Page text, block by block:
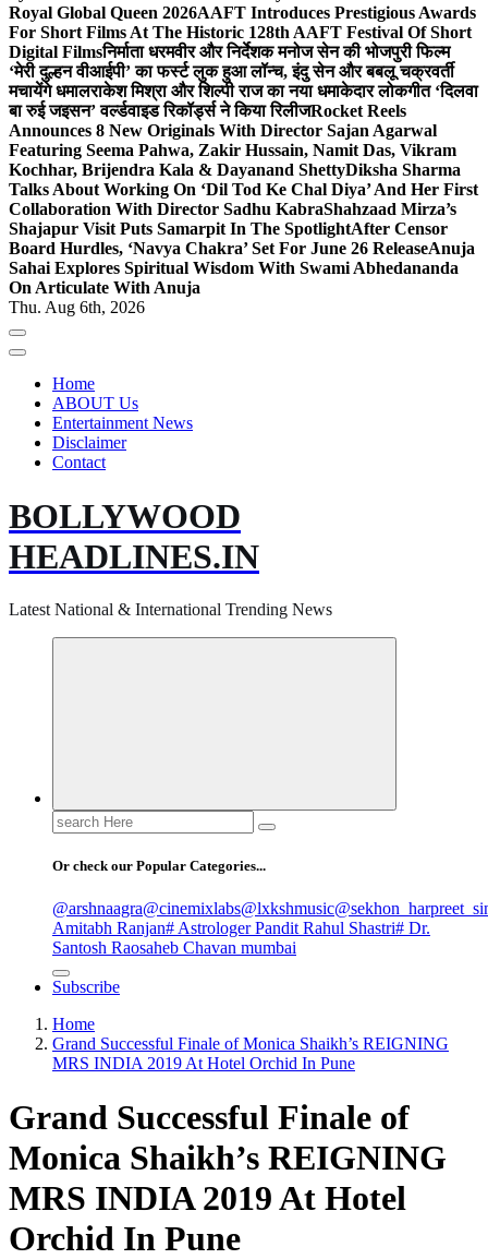
Royal Global Queen 2026AAFT Introduces Prestigious Awards
For Short Films At The Historic 128th AAFT Festival Of Short
Digital Filmsनिर्माता धरमवीर और निर्देशक मनोज सेन की भोजपुरी फिल्म
‘मेरी दुल्हन वीआईपी’ का फर्स्ट लुक हुआ लॉन्च, इंदु सेन और बबलू चक्रवर्ती
मचायेंगे धमालराकेश मिश्रा और शिल्पी राज का नया धमाकेदार लोकगीत ‘दिलवा
बा रुई जइसन’ वर्ल्डवाइड रिकॉर्ड्स ने किया रिलीजRocket Reels
Announces 8 New Originals With Director Sajan Agarwal
Featuring Seema Pahwa, Zakir Hussain, Namit Das, Vikram
Kochhar, Brijendra Kala & Dayanand ShettyDiksha Sharma
Talks About Working On ‘Dil Tod Ke Chal Diya’ And Her First
Collaboration With Director Sadhu KabraShahzaad Mirza’s
Shajapur Visit Puts Samarpit In The SpotlightAfter Censor
Board Hurdles, ‘Navya Chakra’ Set For June 26 ReleaseAnuja
Sahai Explores Spiritual Wisdom With Swami Abhedananda
On Articulate With Anuja
Thu. Aug 6th, 2026
Home
ABOUT Us
Entertainment News
Disclaimer
Contact
BOLLYWOOD
HEADLINES.IN
Latest National & International Trending News
Search
for:
Or check our Popular Categories...
@arshnaagra@cinemixlabs@lxkshmusic
Amitabh Ranjan# Astrologer Pandit Rahul Shastri# Dr.
Santosh Raosaheb Chavan mumbai
Subscribe
Home
Grand Successful Finale of Monica Shaikh’s REIGNING
MRS INDIA 2019 At Hotel Orchid In Pune
Grand Successful Finale of
Monica Shaikh’s REIGNING
MRS INDIA 2019 At Hotel
Orchid In Pune